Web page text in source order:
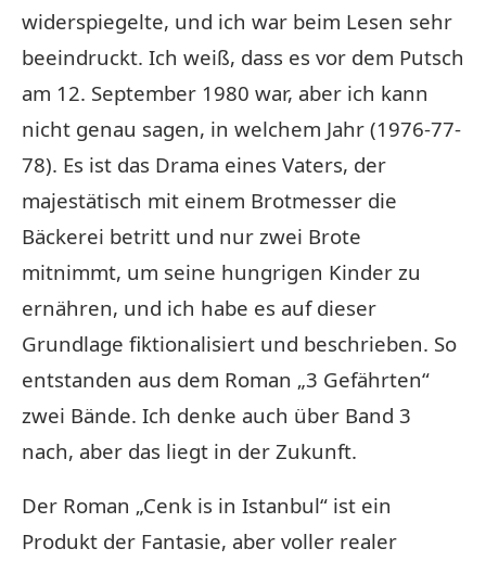
widerspiegelte, und ich war beim Lesen sehr
beeindruckt. Ich weiß, dass es vor dem Putsch
am 12. September 1980 war, aber ich kann
nicht genau sagen, in welchem ​​Jahr (1976-77-
78). Es ist das Drama eines Vaters, der
majestätisch mit einem Brotmesser die
Bäckerei betritt und nur zwei Brote
mitnimmt, um seine hungrigen Kinder zu
ernähren, und ich habe es auf dieser
Grundlage fiktionalisiert und beschrieben. So
entstanden aus dem Roman „3 Gefährten“
zwei Bände. Ich denke auch über Band 3
nach, aber das liegt in der Zukunft.
Der Roman „Cenk is in Istanbul“ ist ein
Produkt der Fantasie, aber voller realer